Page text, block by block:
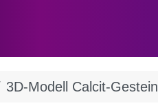
3D-Modell Calcit-Gestein